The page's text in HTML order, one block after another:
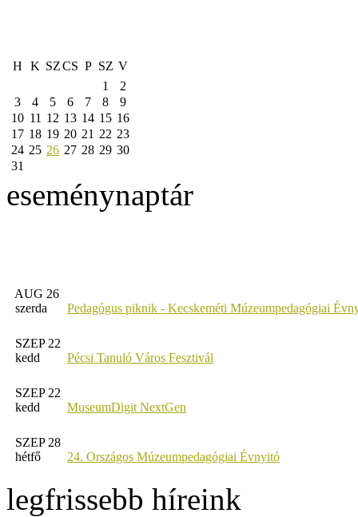
H K SZCS P SZ V
1
2
3
4 5 6 7 8
9
10 11 12 13 14 15 16
17 18 19 20 21 22 23
24 25 26 27 28 29 30
31
eseménynaptár
AUG 26
szerda
Pedagógus piknik - Kecskeméti Múzeumpedagógiai
SZEP 22
kedd
Pécsi Tanuló Város Fesztivál
SZEP 22
kedd
MuseumDigit NextGen
SZEP 28
hétfő
24. Országos Múzeumpedagógiai Évnyitó
legfrissebb híreink